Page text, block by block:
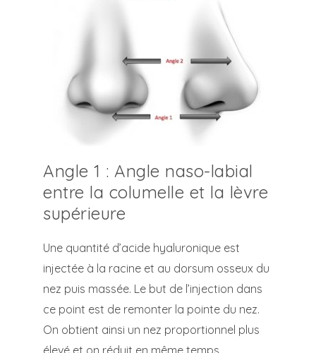
Angle 1 : Angle naso-labial
entre la columelle et la lèvre
supérieure
Une quantité d’acide hyaluronique est
injectée à la racine et au dorsum osseux du
nez puis massée. Le but de l’injection dans
ce point est de remonter la pointe du nez.
On obtient ainsi un nez proportionnel plus